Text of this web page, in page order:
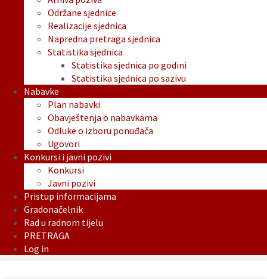
Održane sjednice
Realizacije sjednica
Napredna pretraga sjednica
Statistika sjednica
Statistika sjednica po godini
Statistika sjednica po sazivu
Nabavke
Plan nabavki
Obavještenja o nabavkama
Odluke o izboru ponuđača
Ugovori
Konkursi i javni pozivi
Konkursi
Javni pozivi
Pristup informacijama
Gradonačelnik
Rad u radnom tijelu
PRETRAGA
Log in